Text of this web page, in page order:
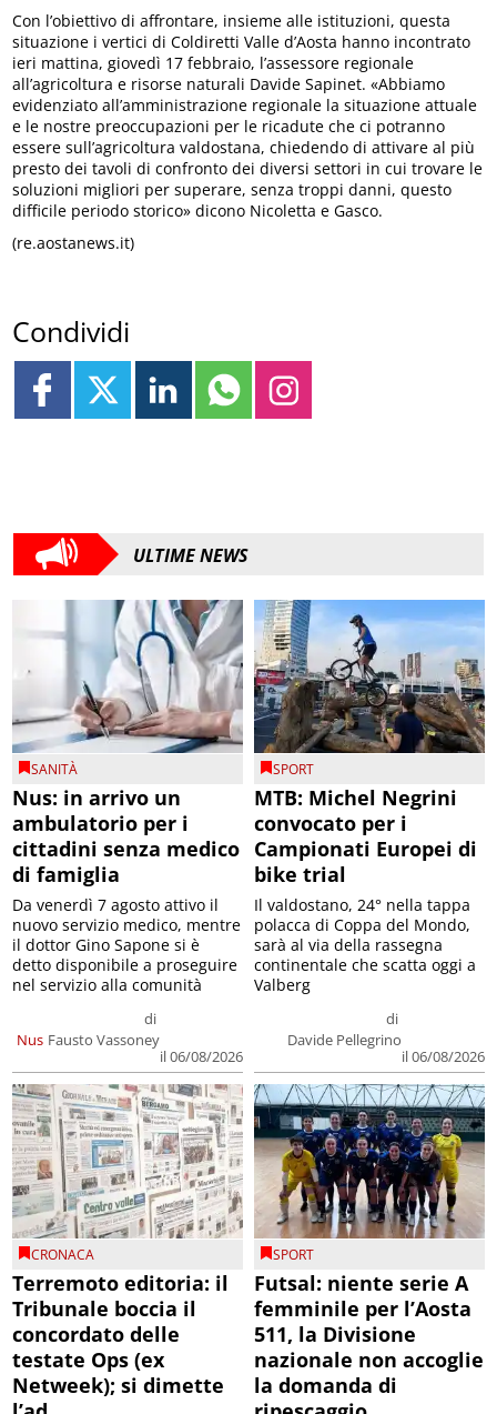
Con l’obiettivo di affrontare, insieme alle istituzioni, questa
situazione i vertici di Coldiretti Valle d’Aosta hanno incontrato
ieri mattina, giovedì 17 febbraio, l’assessore regionale
all’agricoltura e risorse naturali Davide Sapinet. «Abbiamo
evidenziato all’amministrazione regionale la situazione attuale
e le nostre preoccupazioni per le ricadute che ci potranno
essere sull’agricoltura valdostana, chiedendo di attivare al più
presto dei tavoli di confronto dei diversi settori in cui trovare le
soluzioni migliori per superare, senza troppi danni, questo
difficile periodo storico» dicono Nicoletta e Gasco.
(re.aostanews.it)
Condividi
ULTIME NEWS
SANITÀ
Nus: in arrivo un
ambulatorio per i
cittadini senza medico
di famiglia
Nus
di
Fausto Vassoney
il 06/08/2026
Da venerdì 7 agosto attivo il
nuovo servizio medico, mentre
il dottor Gino Sapone si è
detto disponibile a proseguire
nel servizio alla comunità
SPORT
MTB: Michel Negrini
convocato per i
Campionati Europei di
bike trial
di
Davide Pellegrino
il 06/08/2026
Il valdostano, 24° nella tappa
polacca di Coppa del Mondo,
sarà al via della rassegna
continentale che scatta oggi a
Valberg
CRONACA
Terremoto editoria: il
Tribunale boccia il
concordato delle
testate Ops (ex
Netweek); si dimette
SPORT
Futsal: niente serie A
femminile per l’Aosta
511, la Divisione
nazionale non accoglie
la domanda di